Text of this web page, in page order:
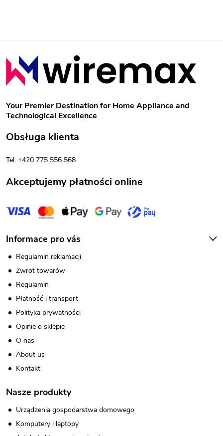
S
o
p
k
a
Your Premier Destination for Home Appliance and
Technological Excellence
Obsługa klienta
Tel: +420 775 556 568
Akceptujemy płatności online
Informace pro vás
Regulamin reklamacji
Zwrot towarów
Regulamin
Płatność i transport
Polityka prywatności
Opinie o sklepie
O nas
About us
Kontakt
Nasze produkty
Urządzenia gospodarstwa domowego
Komputery i laptopy